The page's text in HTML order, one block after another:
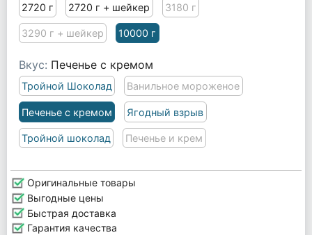
2720 г 2720 г + шейкер 3180 г
3290 г + шейкер 10000 г
Вкус: Печенье с кремом
Тройной Шоколад Ванильное мороженое
Печенье с кремом Ягодный взрыв
Тройной шоколад Печенье и крем
Оригинальные товары
Выгодные цены
Быстрая доставка
Гарантия качества